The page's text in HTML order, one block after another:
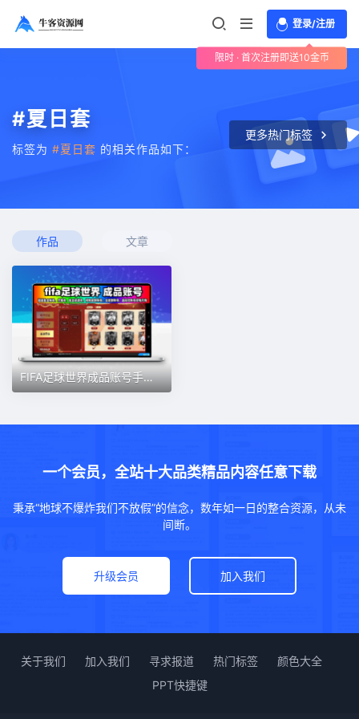
登录/注册
限时 · 首次注册即送10金币
#夏日套
标签为 #夏日套 的相关作品如下：
更多热门标签
作品 文章
FIFA足球世界成品账号手游全金球员星星卡满星金星夏日套账号
一个会员，全站十大品类精品内容任意下载
秉承“地球不爆炸我们不放假”的信念，数年如一日的整合资源，从未
间断。
升级会员 加入我们
关于我们 加入我们 寻求报道 热门标签
颜色大全
PPT快捷键